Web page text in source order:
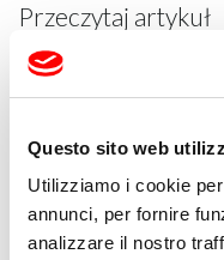
Questo sito web
Utilizziamo i cookie
annunci, per fornire
analizzare il nostro
Przeczytaj artykuł